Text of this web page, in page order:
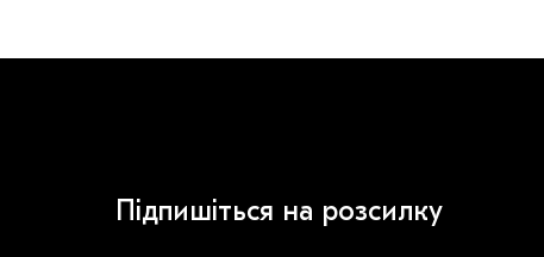
Підпишіться на розсилку